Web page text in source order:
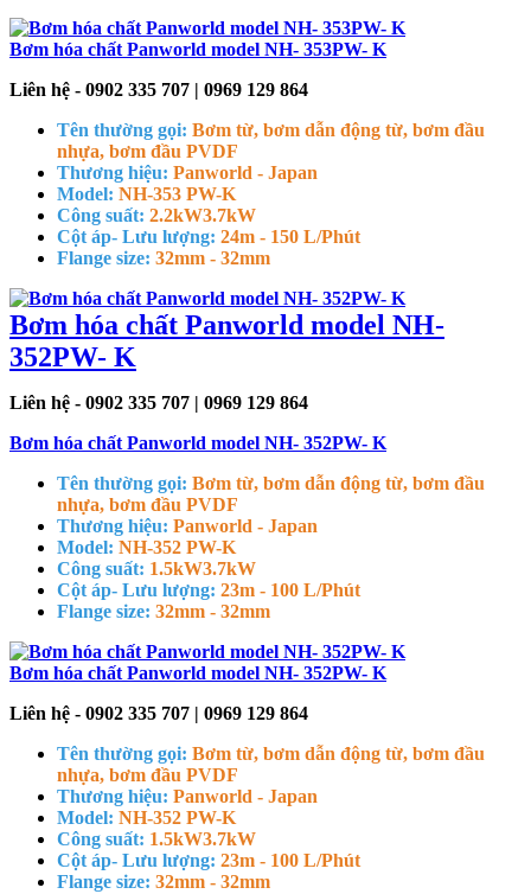
Bơm hóa chất Panworld model NH- 353PW- K
Liên hệ - 0902 335 707 | 0969 129 864
Tên thường gọi: Bơm từ, bơm dẫn động từ, bơm đầu
nhựa, bơm đầu PVDF
Thương hiệu: Panworld - Japan
Model: NH-353 PW-K
Công suất: 2.2kW3.7kW
Cột áp- Lưu lượng: 24m - 150 L/Phút
Flange size: 32mm - 32mm
Bơm hóa chất Panworld model NH-
352PW- K
Liên hệ - 0902 335 707 | 0969 129 864
Bơm hóa chất Panworld model NH- 352PW- K
Tên thường gọi: Bơm từ, bơm dẫn động từ, bơm đầu
nhựa, bơm đầu PVDF
Thương hiệu: Panworld - Japan
Model: NH-352 PW-K
Công suất: 1.5kW3.7kW
Cột áp- Lưu lượng: 23m - 100 L/Phút
Flange size: 32mm - 32mm
Bơm hóa chất Panworld model NH- 352PW- K
Liên hệ - 0902 335 707 | 0969 129 864
Tên thường gọi: Bơm từ, bơm dẫn động từ, bơm đầu
nhựa, bơm đầu PVDF
Thương hiệu: Panworld - Japan
Model: NH-352 PW-K
Công suất: 1.5kW3.7kW
Cột áp- Lưu lượng: 23m - 100 L/Phút
Flange size: 32mm - 32mm